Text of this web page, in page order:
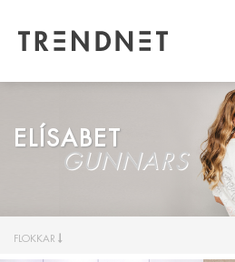
ELÍSABET
GUNNARS
FLOKKAR